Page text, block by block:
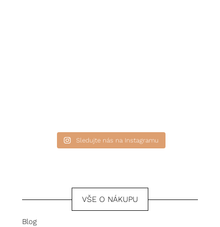
Sledujte nás na Instagramu
VŠE O NÁKUPU
Blog